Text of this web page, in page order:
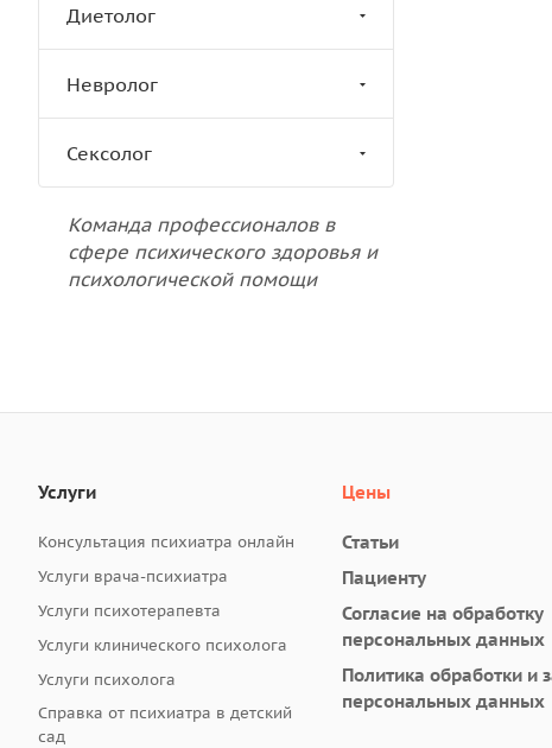
Диетолог
Невролог
Сексолог
Команда профессионалов в
сфере психического здоровья и
психологической помощи
Услуги
Консультация психиатра онлайн
Услуги врача-психиатра
Услуги психотерапевта
Услуги клинического психолога
Услуги психолога
Справка от психиатра в детский
сад
Цены
Статьи
Пациенту
Согласие на обработку
персональных данных
Политика обработки и
персональных данных